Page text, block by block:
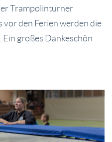
Trampolinturner
den Ferien werden die
großes Dankeschön